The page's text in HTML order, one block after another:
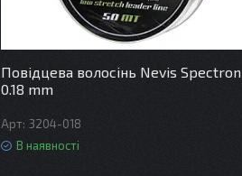
Повідцева волосінь Nevis Spectron
0.18 mm
3204-018
В наявності